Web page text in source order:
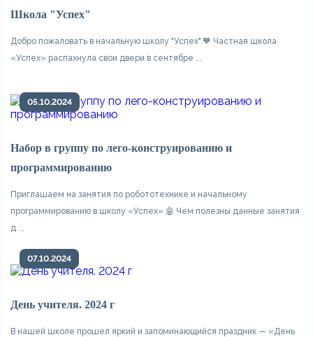
Школа "Успех"
Добро пожаловать в начальную школу "Успех".🧡 Частная школа
«Успех» распахнула свои двери в сентябре ...
05.10.2024
Набор в группу по лего-конструированию и
программированию
Приглашаем на занятия по робототехнике и начальному
программированию в школу «Успех» 🤖 Чем полезны данные занятия
д ...
07.10.2024
День учителя. 2024 г
В нашей школе прошел яркий и запоминающийся праздник — «День